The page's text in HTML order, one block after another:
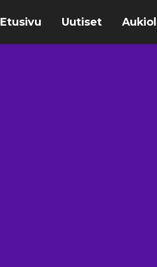
Etusivu Uutiset